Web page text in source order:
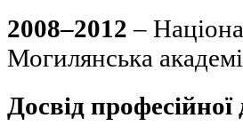
2008–2012 –
Могилянська
Досвід професійної